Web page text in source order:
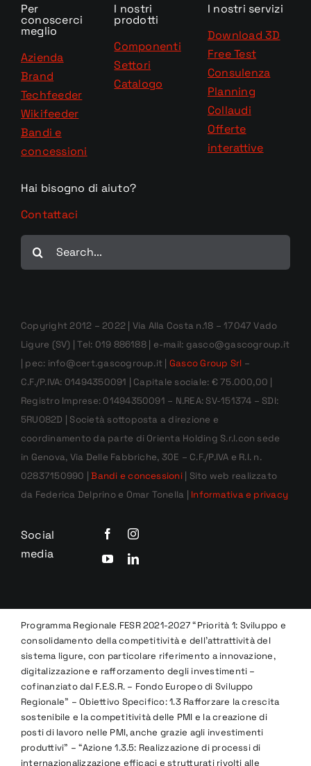
Per
conoscerci
meglio
Azienda
Brand
Techfeeder
Wikifeeder
Bandi e
concessioni
I nostri
prodotti
Componenti
Settori
Catalogo
I nostri servizi
Download 3D
Free Test
Consulenza
Planning
Collaudi
Offerte
interattive
Hai bisogno di aiuto?
Contattaci
per:
Copyright 2012 – 2022 | Via Alla Costa n.18 – 17047 Vado
Ligure (SV) | Tel: 019 886188 | e-mail: gasco@gascogroup.it
| pec: info@cert.gascogroup.it |
Gasco Group Srl –
C.F./P.IVA: 01494350091 | Capitale sociale: € 75.000,00 |
Registro Imprese: 01494350091 – N.REA: SV-151374 – SDI:
5RUO82D | Società sottoposta a direzione e
coordinamento da parte di Orienta Holding S.r.l.con sede
in Genova, Via Delle Fabbriche, 30E – C.F./P.IVA e R.I. n.
02837150990 |Bandi e concessioni| Sito web realizzato
da Federica Delprino e Omar Tonella | Informativa e privacy
Social
media
Programma Regionale FESR 2021-2027 “Priorità 1: Sviluppo e
consolidamento della competitività e dell’attrattività del
sistema ligure, con particolare riferimento a innovazione,
digitalizzazione e rafforzamento degli investimenti –
cofinanziato dal F.E.S.R. – Fondo Europeo di Sviluppo
Regionale” – Obiettivo Specifico: 1.3 Rafforzare la crescita
sostenibile e la competitività delle PMI e la creazione di
posti di lavoro nelle PMI, anche grazie agli investimenti
produttivi” – “Azione 1.3.5: Realizzazione di processi di
internazionalizzazione efficaci e strutturati rivolti alle